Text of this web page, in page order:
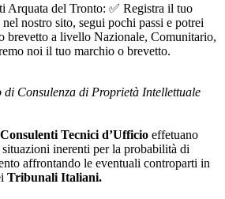
del Tronto: ✅ Registra il tuo
nostro sito, segui pochi passi e potrei
brevetto a livello Nazionale, Comunitario,
noi il tuo marchio o brevetto.
Consulenza di Proprietà Intellettuale
Consulenti Tecnici d’Ufficio effetuano
inerenti per la probabilità di
affrontando le eventuali controparti in
Tribunali Italiani.